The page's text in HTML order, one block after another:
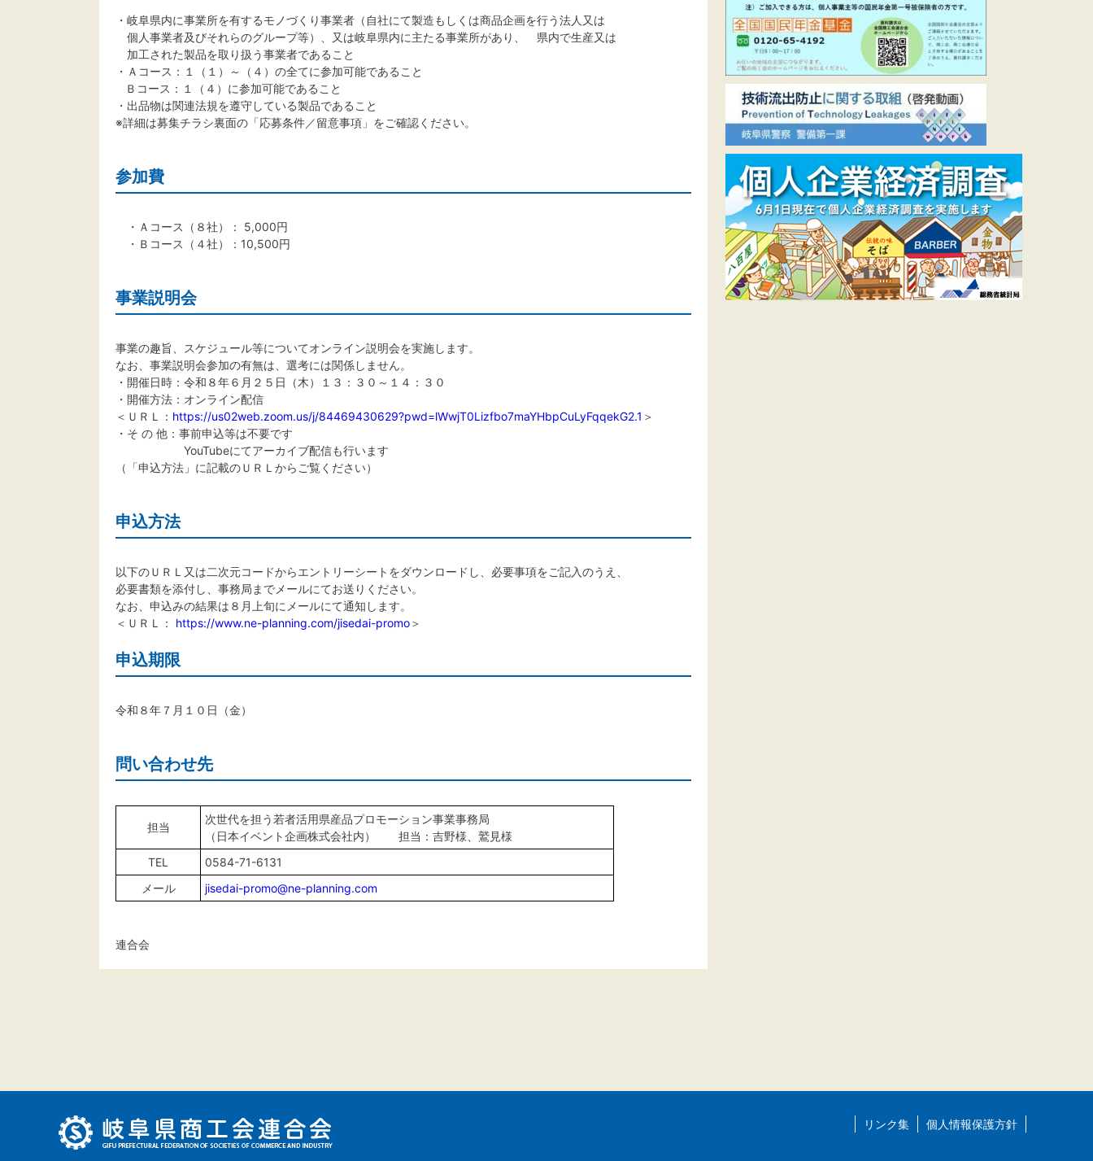
・岐阜県内に事業所を有するモノづくり事業者（自社にて製造もしくは商品企画を行う法人又は
個人事業者及びそれらのグループ等）、又は岐阜県内に主たる事業所があり、 県内で生産又は
加工された製品を取り扱う事業者であること
・Ａコース：１（１）～（４）の全てに参加可能であること
Ｂコース：１（４）に参加可能であること
・出品物は関連法規を遵守している製品であること
※詳細は募集チラシ裏面の「応募条件／留意事項」をご確認ください。
参加費
・Ａコース（８社）： 5,000円
・Ｂコース（４社）：10,500円
事業説明会
事業の趣旨、スケジュール等についてオンライン説明会を実施します。
なお、事業説明会参加の有無は、選考には関係しません。
・開催日時：令和８年６月２５日（木）１３：３０～１４：３０
・開催方法：オンライン配信
＜ＵＲＬ： https://us02web.zoom.us/j/84469430629?pwd=lWwjT0Lizfbo7maYHbpCuLyFqqekG2.1 ＞
・そ の 他：事前申込等は不要です
YouTubeにてアーカイブ配信も行います
（「申込方法」に記載のＵＲＬからご覧ください）
申込方法
以下のＵＲＬ又は二次元コードからエントリーシートをダウンロードし、必要事項をご記入のうえ、
必要書類を添付し、事務局までメールにてお送りください。
なお、申込みの結果は８月上旬にメールにて通知します。
＜ＵＲＬ： https://www.ne-planning.com/jisedai-promo＞
申込期限
令和８年７月１０日（金）
問い合わせ先
担当
次世代を担う若者活用県産品プロモーション事業事務局
（日本イベント企画株式会社内） 担当：吉野様、鷲見様
TEL
0584-71-6131
メール
jisedai-promo@ne-planning.com
連合会
リンク集 個人情報保護方針